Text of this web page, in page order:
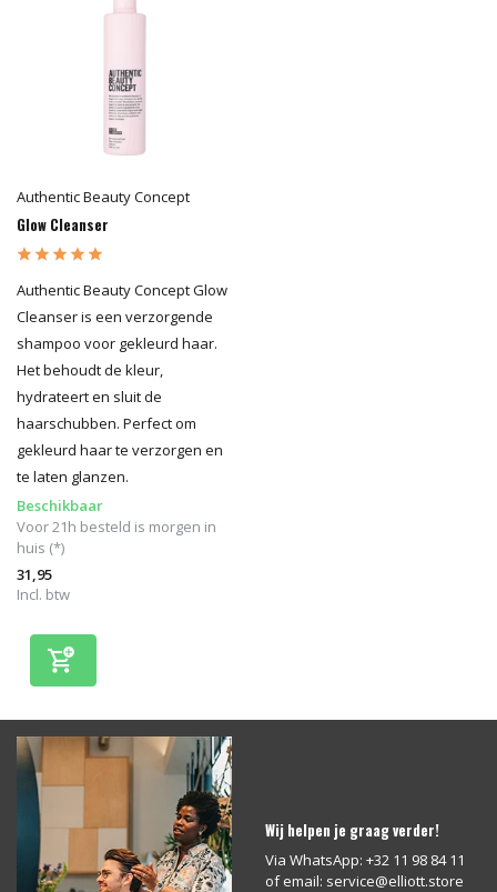
Authentic Beauty Concept
Glow Cleanser
Authentic Beauty Concept Glow
Cleanser is een verzorgende
shampoo voor gekleurd haar.
Het behoudt de kleur,
hydrateert en sluit de
haarschubben. Perfect om
gekleurd haar te verzorgen en
te laten glanzen.
Beschikbaar
Voor 21h besteld is morgen in
huis (*)
31,95
Incl. btw
Wij helpen je graag verder!
Via WhatsApp: +32 11 98 84 11
of email: service@elliott.store